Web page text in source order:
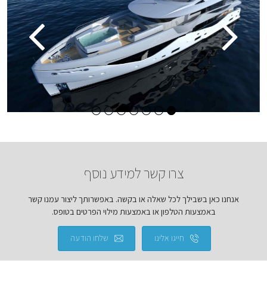
צרו קשר למידע נוסף
אנחנו כאן בשבילך לכל שאלה או בקשה. באפשרותך ליצור עמנו קשר
באמצעות הטלפון או באמצעות מילוי הפרטים בטופס.
חייגו אלינו שלחו הודעה